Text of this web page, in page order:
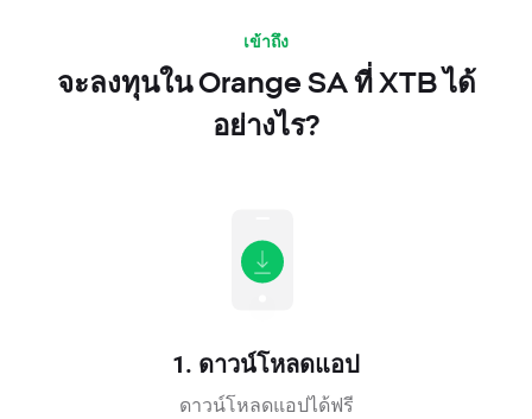
เข้าถึง
จะลงทุนใน Orange SA ที่ XTB ได้
อย่างไร?
1. ดาวน์โหลดแอป
ดาวน์โหลดแอปได้ฟรี